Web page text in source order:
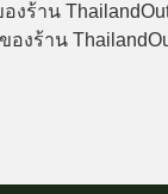
องร้าน
องร้าน